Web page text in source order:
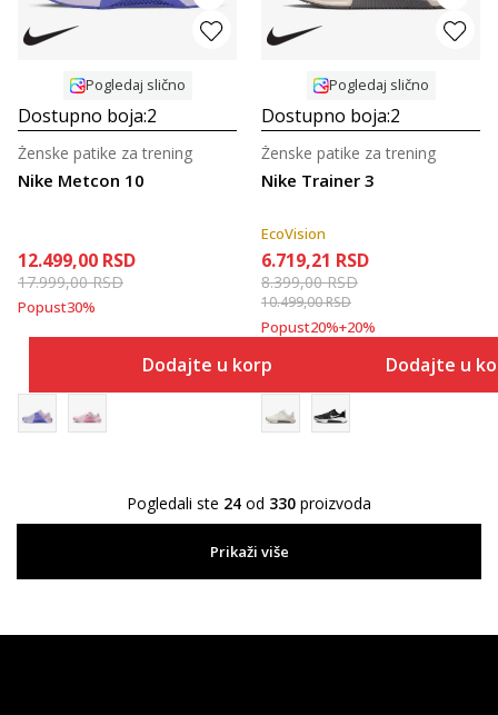
Pogledaj slično
Dostupno boja:2
Nike Metcon 10
Ženske patike za trening
12.499,00 RSD
17.999,00RSD
Popust30%
Dodajte u korpu
Pogledaj slično
Dostupno boja:2
Nike Trainer 3
Ženske patike za trening
EcoVision
6.719,21 RSD
8.399,00RSD
10.499,00RSD
Popust20%+20%
Dodajte u
Pogledali ste 24 od 330 proizvoda
Prikaži više